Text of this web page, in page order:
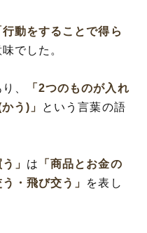
行動をすることで得ら
でした。
、
「2つのものが入れ
う)」
という言葉の語
う」 は
「商品とお金の
う・飛び交う」 を表し